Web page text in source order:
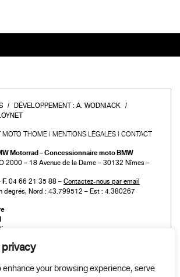
privacy
enhance your browsing experience, serve
DÉVELOPPEMENT : A. WODNIACK
MOTO THOME MENTIONS LÉGALES CONTACT
Motorrad – Concessionnaire moto BMW
2000 – 18 Avenue de la Dame – 30132 Nîmes –
F. 04 66 21 35 88 – Contactez-nous par email
degrés, Nord : 43.799512 – Est : 4.380267
: